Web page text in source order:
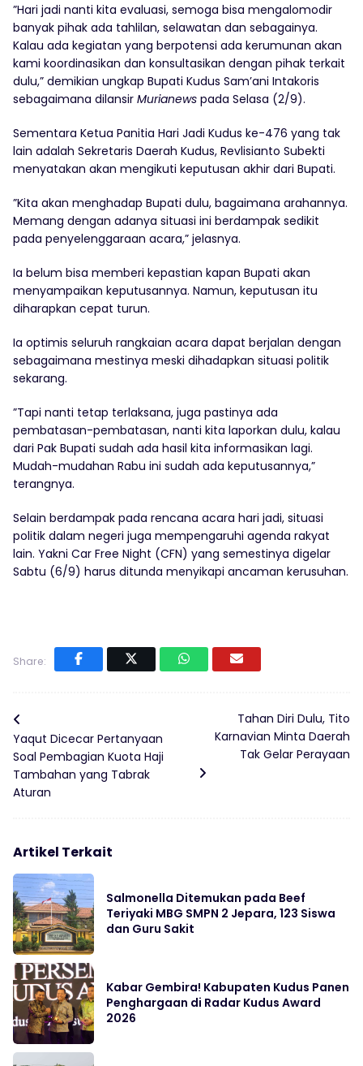
”Hari jadi nanti kita evaluasi, semoga bisa mengalomodir
banyak pihak ada tahlilan, selawatan dan sebagainya.
Kalau ada kegiatan yang berpotensi ada kerumunan akan
kami koordinasikan dan konsultasikan dengan pihak terkait
dulu,” demikian ungkap Bupati Kudus Sam’ani Intakoris
sebagaimana dilansir Murianews pada Selasa (2/9).
Sementara Ketua Panitia Hari Jadi Kudus ke-476 yang tak
lain adalah Sekretaris Daerah Kudus, Revlisianto Subekti
menyatakan akan mengikuti keputusan akhir dari Bupati.
”Kita akan menghadap Bupati dulu, bagaimana arahannya.
Memang dengan adanya situasi ini berdampak sedikit
pada penyelenggaraan acara,” jelasnya.
Ia belum bisa memberi kepastian kapan Bupati akan
menyampaikan keputusannya. Namun, keputusan itu
diharapkan cepat turun.
Ia optimis seluruh rangkaian acara dapat berjalan dengan
sebagaimana mestinya meski dihadapkan situasi politik
sekarang.
”Tapi nanti tetap terlaksana, juga pastinya ada
pembatasan-pembatasan, nanti kita laporkan dulu, kalau
dari Pak Bupati sudah ada hasil kita informasikan lagi.
Mudah-mudahan Rabu ini sudah ada keputusannya,”
terangnya.
Selain berdampak pada rencana acara hari jadi, situasi
politik dalam negeri juga mempengaruhi agenda rakyat
lain. Yakni Car Free Night (CFN) yang semestinya digelar
Sabtu (6/9) harus ditunda menyikapi ancaman kerusuhan.
Share:
Yaqut Dicecar Pertanyaan
Soal Pembagian Kuota Haji
Tambahan yang Tabrak
Aturan
Tahan Diri Dulu, Tito
Karnavian Minta Daerah
Tak Gelar Perayaan
Artikel Terkait
Salmonella Ditemukan pada Beef
Teriyaki MBG SMPN 2 Jepara, 123 Siswa
dan Guru Sakit
Kabar Gembira! Kabupaten Kudus Panen
Penghargaan di Radar Kudus Award
2026